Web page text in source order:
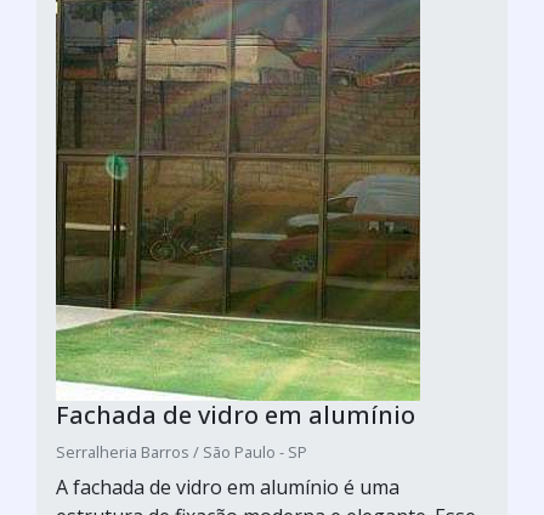
Fachada de vidro em alumínio
Serralheria Barros / São Paulo - SP
A fachada de vidro em alumínio é uma